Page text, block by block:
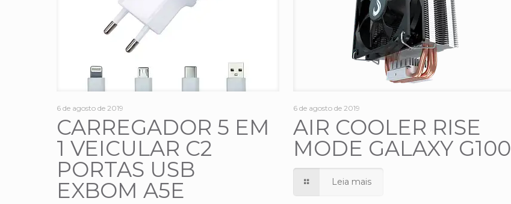
6 de agosto de 2019
CARREGADOR 5 EM
1 VEICULAR C2
PORTAS USB
EXBOM A5E
6 de agosto de 2019
AIR COOLER RISE
MODE GALAXY G100
Leia mais